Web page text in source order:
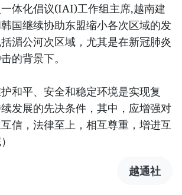
体化倡议(IAI)工作组主席,越南建
国继续协助东盟缩小各次区域的发
湄公河次区域，尤其是在新冠肺炎
的背景下。
和平、安全和稳定环境是实现复
发展的先决条件，其中，应增强对
信，法律至上，相互尊重，增进互
越通社